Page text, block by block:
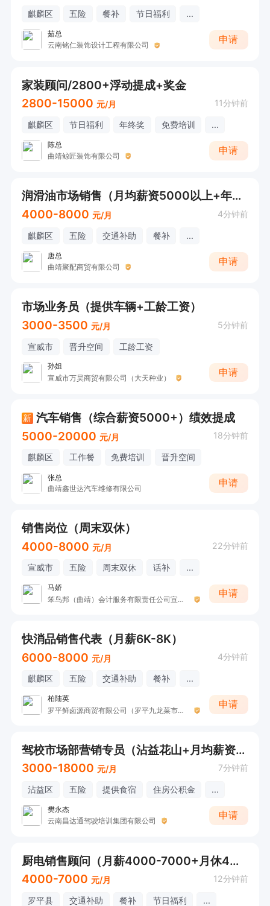
麒麟区 五险 餐补 节日福利 ...
茹总
云南铭仁装饰设计工程有限公司
申请
家装顾问/2800+浮动提成+奖金
2800-15000 元/月 11分钟前
麒麟区 节日福利 年终奖 免费培训 ...
陈总
曲靖鲸匠装饰有限公司
申请
润滑油市场销售（月均薪资5000以上+年终奖）
4000-8000 元/月 4分钟前
麒麟区 五险 交通补助 餐补 ...
唐总
曲靖聚配商贸有限公司
申请
市场业务员（提供车辆+工龄工资）
3000-3500 元/月 5分钟前
宣威市 晋升空间 工龄工资
孙姐
宣威市万昊商贸有限公司（大天种业）
申请
新 汽车销售（综合薪资5000+）绩效提成
5000-20000 元/月 18分钟前
麒麟区 工作餐 免费培训 晋升空间
张总
曲靖鑫世达汽车维修有限公司
申请
销售岗位（周末双休）
4000-8000 元/月 22分钟前
宣威市 五险 周末双休 话补 ...
马娇
笨鸟邦（曲靖）会计服务有限责任公司宣威分公司
申请
快消品销售代表（月薪6K-8K）
6000-8000 元/月 4分钟前
麒麟区 五险 交通补助 餐补 ...
柏陆英
罗平鲜卤源商贸有限公司（罗平九龙菜市场双汇生鲜肉工厂直配店）
申请
驾校市场部营销专员（沾益花山+月均薪资8000+提供住宿）
3000-18000 元/月 7分钟前
沾益区 五险 提供食宿 住房公积金 ...
樊永杰
云南昌达通驾驶培训集团有限公司
申请
厨电销售顾问（月薪4000-7000+月休4天）
4000-7000 元/月 12分钟前
罗平县 交通补助 餐补 节日福利 ...